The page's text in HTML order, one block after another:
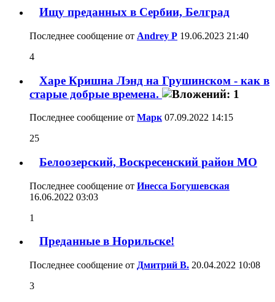
Ищу преданных в Сербии, Белград
Последнее сообщение от Andrey P 19.06.2023 21:40
4
Харе Кришна Лэнд на Грушинском - как в
старые добрые времена.
Последнее сообщение от Марк 07.09.2022 14:15
25
Белоозерский, Воскресенский район МО
Последнее сообщение от Инесса Богушевская
16.06.2022 03:03
1
Преданные в Норильске!
Последнее сообщение от Дмитрий В. 20.04.2022 10:08
3